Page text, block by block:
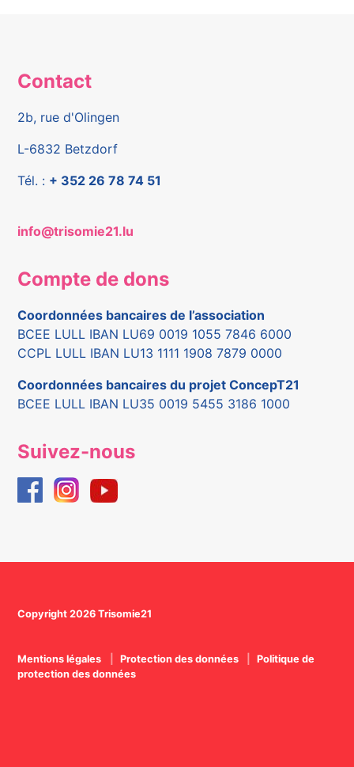
Contact
2b, rue d'Olingen
L-6832 Betzdorf
Tél. : + 352 26 78 74 51
info@trisomie21.lu
Compte de dons
Coordonnées bancaires de l’association
BCEE LULL IBAN LU69 0019 1055 7846 6000
CCPL LULL IBAN LU13 1111 1908 7879 0000
Coordonnées bancaires du projet ConcepT21
BCEE LULL IBAN LU35 0019 5455 3186 1000
Suivez-nous
Copyright 2026 Trisomie21
Mentions légales Protection des données
Politique de
protection des données